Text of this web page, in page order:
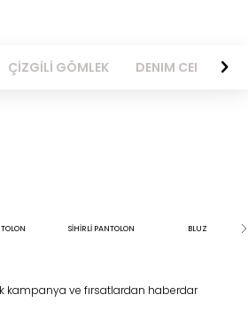
ÇİZGİLİ GÖMLEK DENIM CEKET
SİHİRLİ PANTOLON BLUZ
kampanya ve fırsatlardan haberdar